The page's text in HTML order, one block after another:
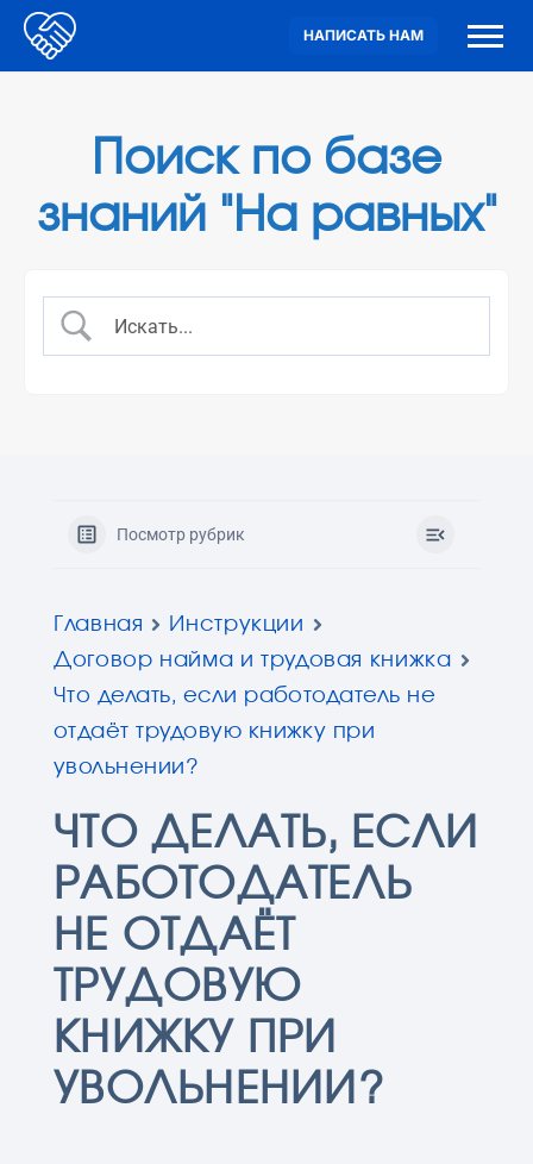
НАПИСАТЬ НАМ
Поиск по базе
знаний "На равных"
Посмотр рубрик
Главная
Инструкции
Договор найма и трудовая книжка
Что делать, если работодатель не
отдаёт трудовую книжку при
увольнении?
ЧТО ДЕЛАТЬ, ЕСЛИ
РАБОТОДАТЕЛЬ
НЕ ОТДАЁТ
ТРУДОВУЮ
КНИЖКУ ПРИ
УВОЛЬНЕНИИ?